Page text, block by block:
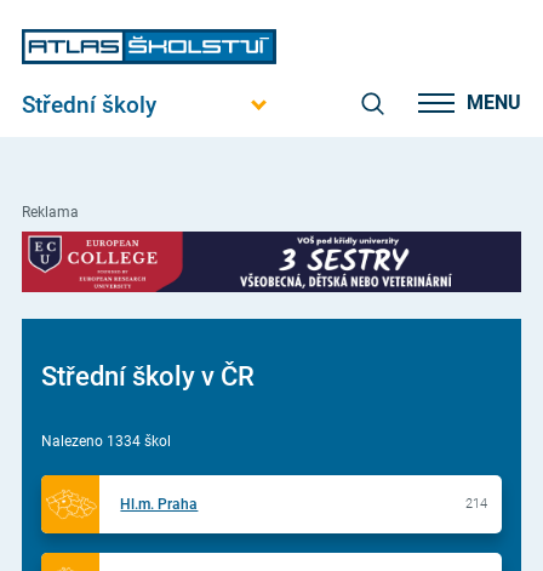
Střední školy MENU
Reklama
Střední školy v ČR
Nalezeno 1334 škol
Hl.m. Praha 214